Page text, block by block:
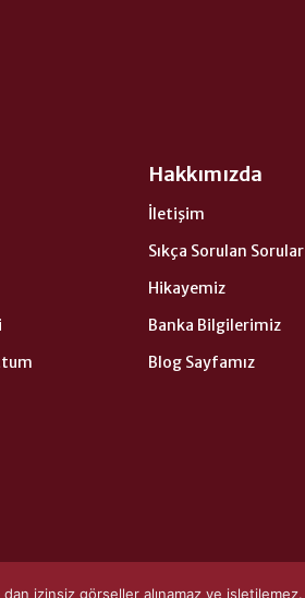
Hakkımızda
İletişim
Sıkça Sorulan Sorular
Hikayemiz
Banka Bilgilerimiz
Blog Sayfamız
izinsiz görseller alınamaz ve işletilemez.